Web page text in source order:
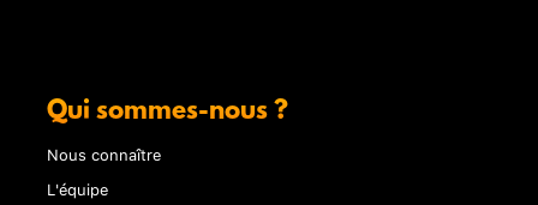
Qui sommes-nous ?
Nous connaître
L'équipe